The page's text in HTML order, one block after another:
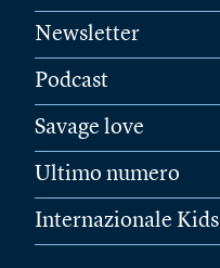
Newsletter
Podcast
Savage love
Ultimo numero
Internazionale Kids